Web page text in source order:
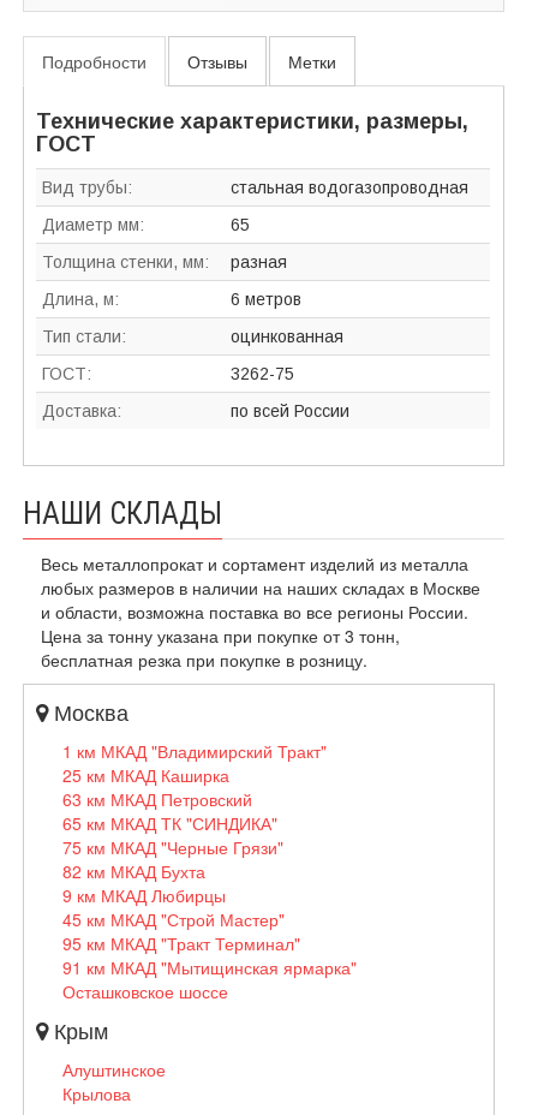
Подробности Отзывы Метки
Технические характеристики, размеры,
ГОСТ
Вид трубы:
стальная водогазопроводная
Диаметр мм:
65
Толщина стенки, мм:
разная
Длина, м:
6 метров
Тип стали:
оцинкованная
ГОСТ:
3262-75
Доставка:
по всей России
НАШИ СКЛАДЫ
Весь металлопрокат и сортамент изделий из металла
любых размеров в наличии на наших складах в Москве
и области, возможна поставка во все регионы России.
Цена за тонну указана при покупке от 3 тонн,
бесплатная резка при покупке в розницу.
Москва
1 км МКАД "Владимирский Тракт"
25 км МКАД Каширка
63 км МКАД Петровский
65 км МКАД ТК "СИНДИКА"
75 км МКАД "Черные Грязи"
82 км МКАД Бухта
9 км МКАД Любирцы
45 км МКАД "Строй Мастер"
95 км МКАД "Тракт Терминал"
91 км МКАД "Мытищинская ярмарка"
Осташковское шоссе
Крым
Алуштинское
Крылова